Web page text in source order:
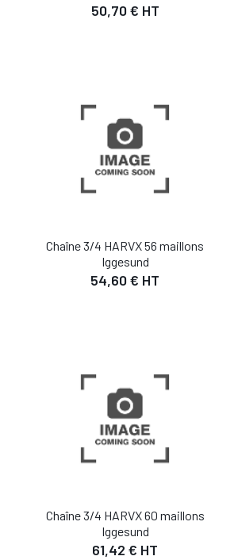
50,70 € HT
Chaîne 3/4 HARVX 56 maillons
Iggesund
54,60 € HT
Chaîne 3/4 HARVX 60 maillons
Iggesund
61,42 € HT